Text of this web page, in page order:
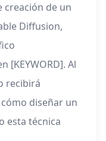
creación de un
Diffusion,
[KEYWORD]. Al
recibirá
diseñar un
esta técnica